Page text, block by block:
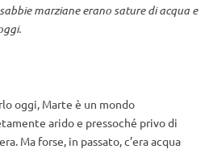
marziane erano sature di acqua e
oggi, Marte è un mondo
arido e pressoché privo di
Ma forse, in passato, c’era acqua